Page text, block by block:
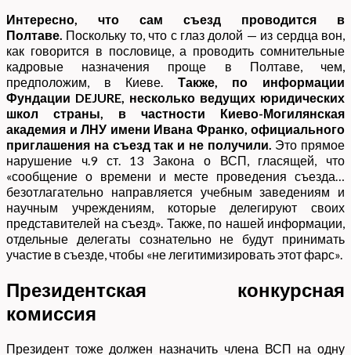
Интересно, что сам съезд проводится в
Полтаве. Поскольку то, что с глаз долой — из сердца вон,
как говорится в пословице, а проводить сомнительные
кадровые назначения проще в Полтаве, чем,
предположим, в Киеве. Также, по информации
Фундации DEJURE, несколько ведущих юридических
школ страны, в частности Киево-Могилянская
академия и ЛНУ имени Ивана Франко, официального
приглашения на съезд так и не получили. Это прямое
нарушение ч.9 ст. 13 Закона о ВСП, гласящей, что
«сообщение о времени и месте проведения съезда…
безотлагательно направляется учебным заведениям и
научным учреждениям, которые делегируют своих
представителей на съезд». Также, по нашей информации,
отдельные делегаты сознательно не будут принимать
участие в съезде, чтобы «не легитимизировать этот фарс».
Президентская конкурсная
комиссия
Президент тоже должен назначить члена ВСП на одну